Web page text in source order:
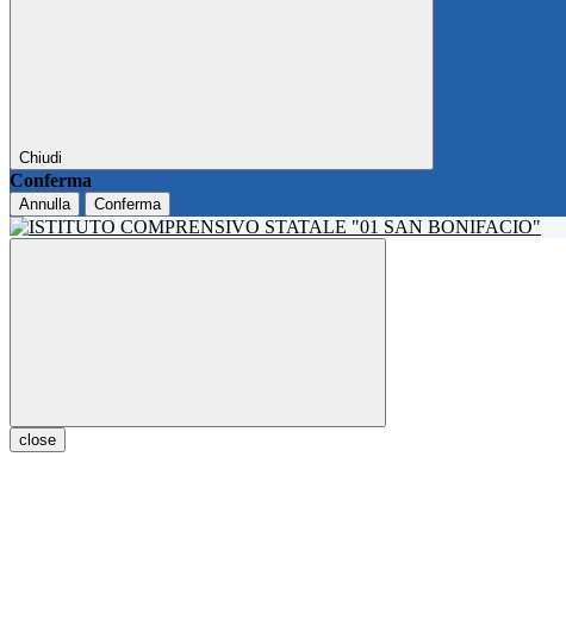
Chiudi
Conferma
Annulla Conferma
close